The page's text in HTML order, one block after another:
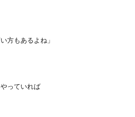
方もあるよね」
っていれば